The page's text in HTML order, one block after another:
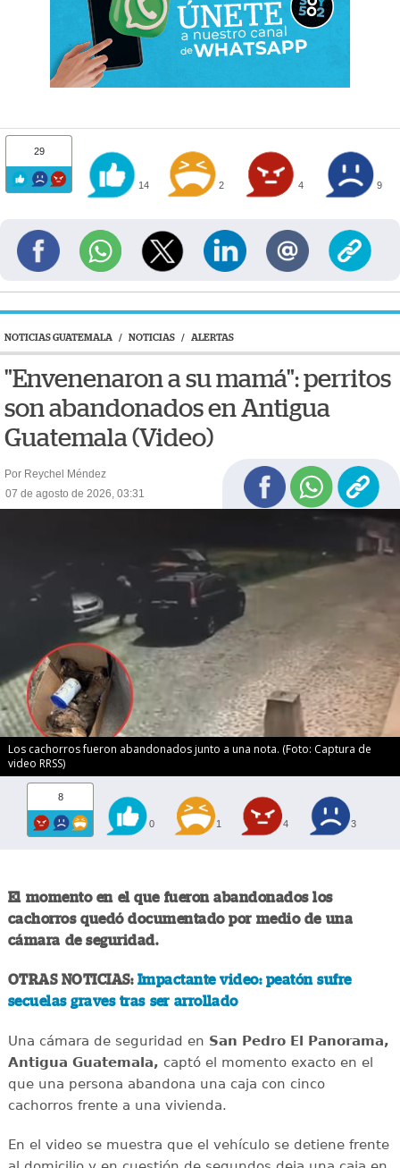
29
14 2 4 9
NOTICIAS GUATEMALA / NOTICIAS / ALERTAS
"Envenenaron a su mamá": perritos
son abandonados en Antigua
Guatemala (Video)
Por Reychel Méndez
07 de agosto de 2026, 03:31
Los cachorros fueron abandonados junto a una nota. (Foto: Captura de
video RRSS)
8
0 1 4 3
El momento en el que fueron abandonados los
cachorros quedó documentado por medio de una
cámara de seguridad.
OTRAS NOTICIAS: Impactante video: peatón sufre
secuelas graves tras ser arrollado
Una cámara de seguridad en San Pedro El Panorama,
Antigua Guatemala, captó el momento exacto en el
que una persona abandona una caja con cinco
cachorros frente a una vivienda.
En el video se muestra que el vehículo se detiene frente